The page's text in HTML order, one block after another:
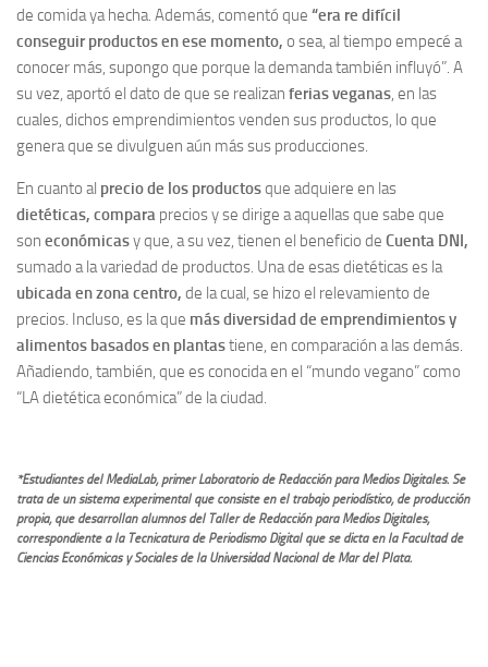
de comida ya hecha. Además, comentó que “era re difícil
conseguir productos en ese momento, o sea, al tiempo empecé a
conocer más, supongo que porque la demanda también influyó”. A
su vez, aportó el dato de que se realizan ferias veganas, en las
cuales, dichos emprendimientos venden sus productos, lo que
genera que se divulguen aún más sus producciones.
En cuanto al precio de los productosque adquiere en las
dietéticas, compara precios y se dirige a aquellas que sabe que
son económicasy que, a su vez, tienen el beneficio de Cuenta DNI,
sumado a la variedad de productos. Una de esas dietéticas es la
ubicada en zona centro, de la cual, se hizo el relevamiento de
precios. Incluso, es la que más diversidad de emprendimientos y
alimentos basados en plantastiene, en comparación a las demás.
Añadiendo, también, que es conocida en el “mundo vegano” como
“LA dietética económica” de la ciudad.
*Estudiantes del MediaLab, primer Laboratorio de Redacción para Medios Digitales. Se
trata de un sistema experimental que consiste en el trabajo periodístico, de producción
propia, que desarrollan alumnos del Taller de Redacción para Medios Digitales,
correspondiente a la Tecnicatura de Periodismo Digital que se dicta en la Facultad de
Ciencias Económicas y Sociales de la Universidad Nacional de Mar del Plata.